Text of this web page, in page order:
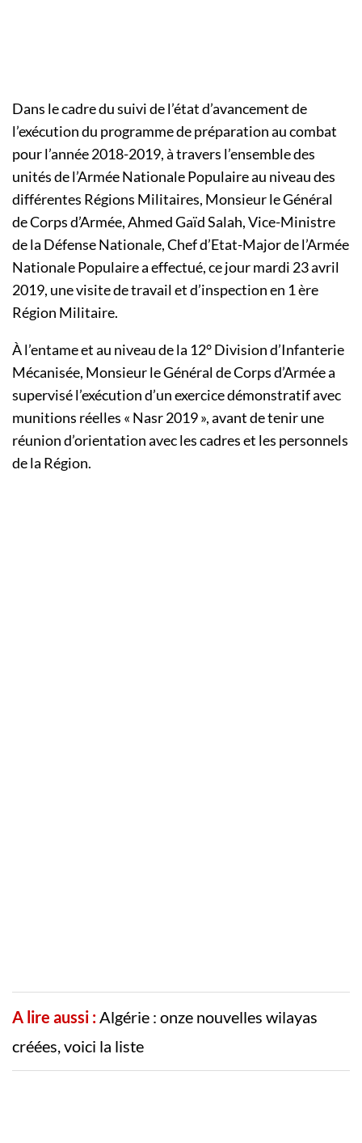
Dans le cadre du suivi de l’état d’avancement de
l’exécution du programme de préparation au combat
pour l’année 2018-2019, à travers l’ensemble des
unités de l’Armée Nationale Populaire au niveau des
différentes Régions Militaires, Monsieur le Général
de Corps d’Armée, Ahmed Gaïd Salah, Vice-Ministre
de la Défense Nationale, Chef d’Etat-Major de l’Armée
Nationale Populaire a effectué, ce jour mardi 23 avril
2019, une visite de travail et d’inspection en 1 ère
Région Militaire.
À l’entame et au niveau de la 12° Division d’Infanterie
Mécanisée, Monsieur le Général de Corps d’Armée a
supervisé l’exécution d’un exercice démonstratif avec
munitions réelles « Nasr 2019 », avant de tenir une
réunion d’orientation avec les cadres et les personnels
de la Région.
A lire aussi :Algérie : onze nouvelles wilayas
créées, voici la liste